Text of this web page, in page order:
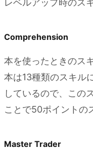
レベルアップ時のス
Comprehension
本を使ったときのス
本は13種類のスキル
しているので、この
ことで50ポイントの
Master Trader